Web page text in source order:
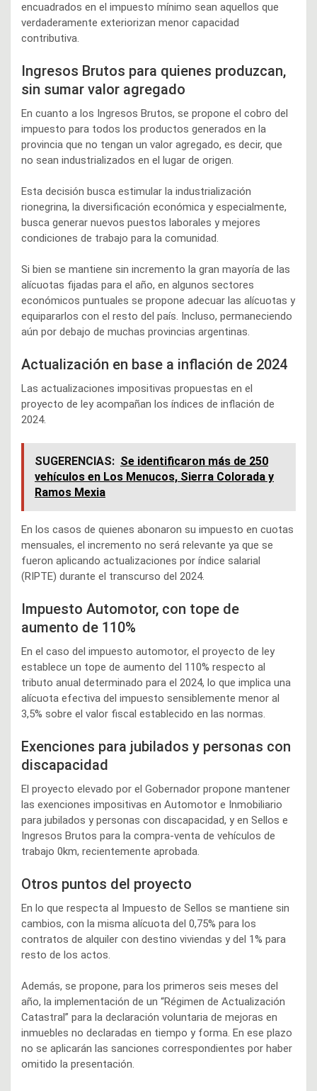
encuadrados en el impuesto mínimo sean aquellos que
verdaderamente exteriorizan menor capacidad
contributiva.
Ingresos Brutos para quienes produzcan,
sin sumar valor agregado
En cuanto a los Ingresos Brutos, se propone el cobro del
impuesto para todos los productos generados en la
provincia que no tengan un valor agregado, es decir, que
no sean industrializados en el lugar de origen.
Esta decisión busca estimular la industrialización
rionegrina, la diversificación económica y especialmente,
busca generar nuevos puestos laborales y mejores
condiciones de trabajo para la comunidad.
Si bien se mantiene sin incremento la gran mayoría de las
alícuotas fijadas para el año, en algunos sectores
económicos puntuales se propone adecuar las alícuotas y
equipararlos con el resto del país. Incluso, permaneciendo
aún por debajo de muchas provincias argentinas.
Actualización en base a inflación de 2024
Las actualizaciones impositivas propuestas en el
proyecto de ley acompañan los índices de inflación de
2024.
SUGERENCIAS: Se identificaron más de 250
vehículos en Los Menucos, Sierra Colorada y
Ramos Mexia
En los casos de quienes abonaron su impuesto en cuotas
mensuales, el incremento no será relevante ya que se
fueron aplicando actualizaciones por índice salarial
(RIPTE) durante el transcurso del 2024.
Impuesto Automotor, con tope de
aumento de 110%
En el caso del impuesto automotor, el proyecto de ley
establece un tope de aumento del 110% respecto al
tributo anual determinado para el 2024, lo que implica una
alícuota efectiva del impuesto sensiblemente menor al
3,5% sobre el valor fiscal establecido en las normas.
Exenciones para jubilados y personas con
discapacidad
El proyecto elevado por el Gobernador propone mantener
las exenciones impositivas en Automotor e Inmobiliario
para jubilados y personas con discapacidad, y en Sellos e
Ingresos Brutos para la compra-venta de vehículos de
trabajo 0km, recientemente aprobada.
Otros puntos del proyecto
En lo que respecta al Impuesto de Sellos se mantiene sin
cambios, con la misma alícuota del 0,75% para los
contratos de alquiler con destino viviendas y del 1% para
resto de los actos.
Además, se propone, para los primeros seis meses del
año, la implementación de un “Régimen de Actualización
Catastral” para la declaración voluntaria de mejoras en
inmuebles no declaradas en tiempo y forma. En ese plazo
no se aplicarán las sanciones correspondientes por haber
omitido la presentación.